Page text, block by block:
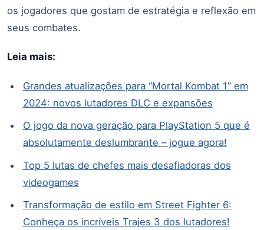
os jogadores que gostam de estratégia e reflexão em
seus combates.
Leia mais:
Grandes atualizações para “Mortal Kombat 1” em
2024: novos lutadores DLC e expansões
O jogo da nova geração para PlayStation 5 que é
absolutamente deslumbrante – jogue agora!
Top 5 lutas de chefes mais desafiadoras dos
videogames
Transformação de estilo em Street Fighter 6:
Conheça os incríveis Trajes 3 dos lutadores!